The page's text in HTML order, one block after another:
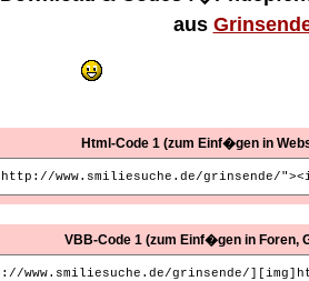
aus
Html-Code 1 (zum Einf�gen in
VBB-Code 1 (zum Einf�gen in Foren,